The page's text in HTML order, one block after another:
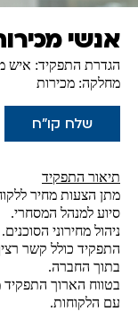
אנשי
הגדרת התפקיד: איש
מחלקה: מכירות
שלח קו"ח
תיאור התפקיד
מתן הצעות מחיר
סיוע למנהל המסחרי.
ניהול מחירוני הסוכנים.
התפקיד כולל קשר
בתוך החברה.
בטווח הארוך התפקיד
עם הלקוחות.